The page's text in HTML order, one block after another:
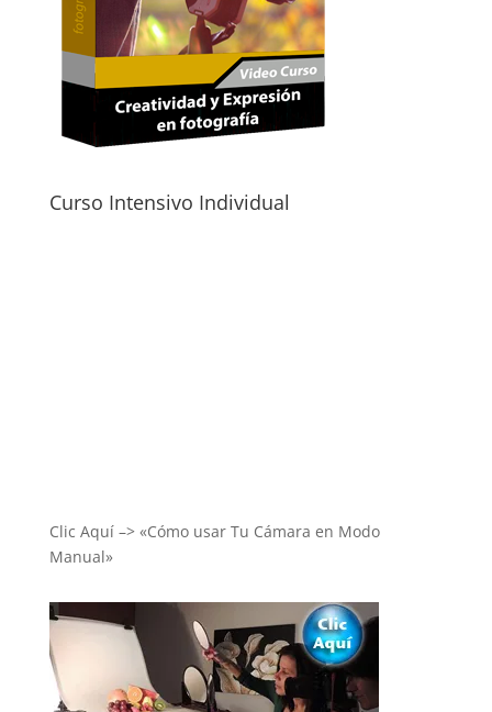
Curso Intensivo Individual
Clic Aquí –> «Cómo usar Tu Cámara en Modo
Manual»